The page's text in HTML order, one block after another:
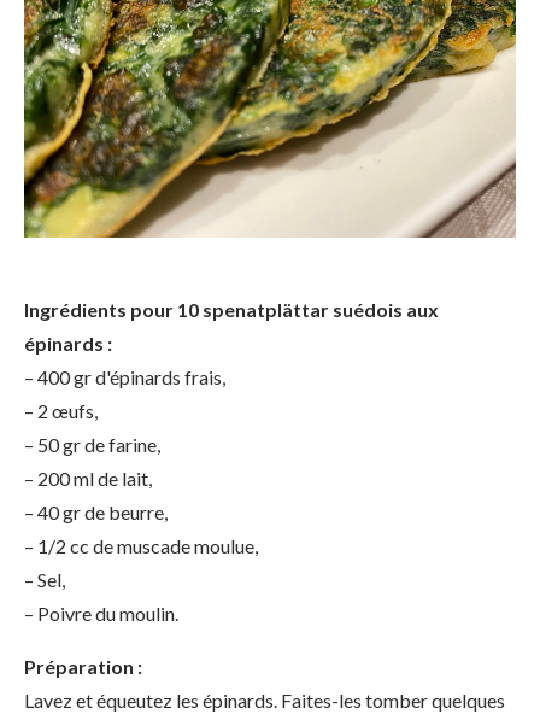
Ingrédients pour 10 spenatplättar suédois aux
épinards :
– 400 gr d'épinards frais,
– 2 œufs,
– 50 gr de farine,
– 200 ml de lait,
– 40 gr de beurre,
– 1/2 cc de muscade moulue,
– Sel,
– Poivre du moulin.
Préparation :
Lavez et équeutez les épinards. Faites-les tomber quelques